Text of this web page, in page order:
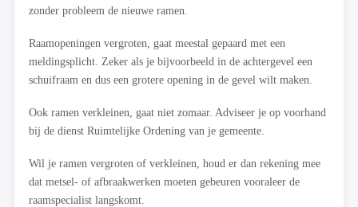
zonder probleem de nieuwe ramen.
Raamopeningen vergroten, gaat meestal gepaard met een
meldingsplicht. Zeker als je bijvoorbeeld in de achtergevel een
schuifraam en dus een grotere opening in de gevel wilt maken.
Ook ramen verkleinen, gaat niet zomaar. Adviseer je op voorhand
bij de dienst Ruimtelijke Ordening van je gemeente.
Wil je ramen vergroten of verkleinen, houd er dan rekening mee
dat metsel- of afbraakwerken moeten gebeuren vooraleer de
raamspecialist langskomt.